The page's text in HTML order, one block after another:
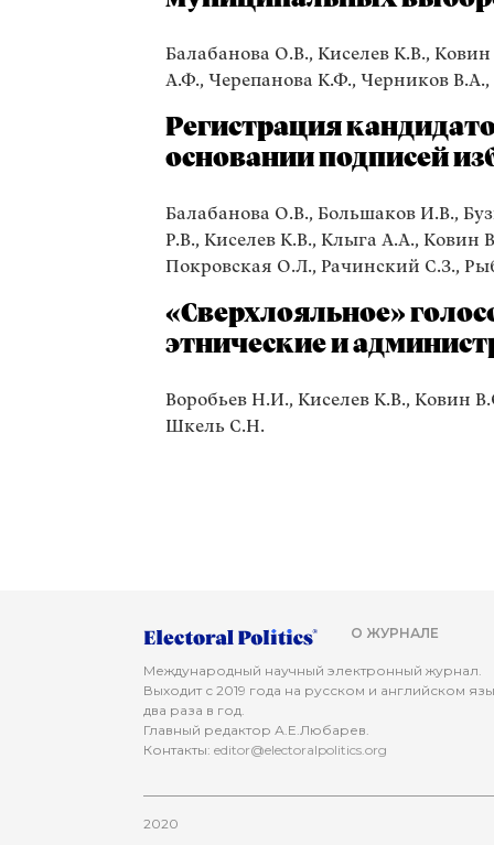
Балабанова О.В., Киселев К.В.,
А.Ф., Черепанова К.Ф., Черников
Регистрация
основании подписей
Балабанова О.В., Большаков И.В.,
Р.В., Киселев К.В., Клыга А.А.,
Покровская О.Л., Рачинский С.З.,
«Сверхлояльное»
этнические и
Воробьев Н.И., Киселев К.В., Ковин
Шкель С.Н.
О ЖУРНАЛЕ
Международный научный электронный журнал.
Выходит с 2019 года на русском и английском
два раза в год.
Главный редактор А.Е.Любарев.
Контакты: editor@electoralpolitics.org
2020